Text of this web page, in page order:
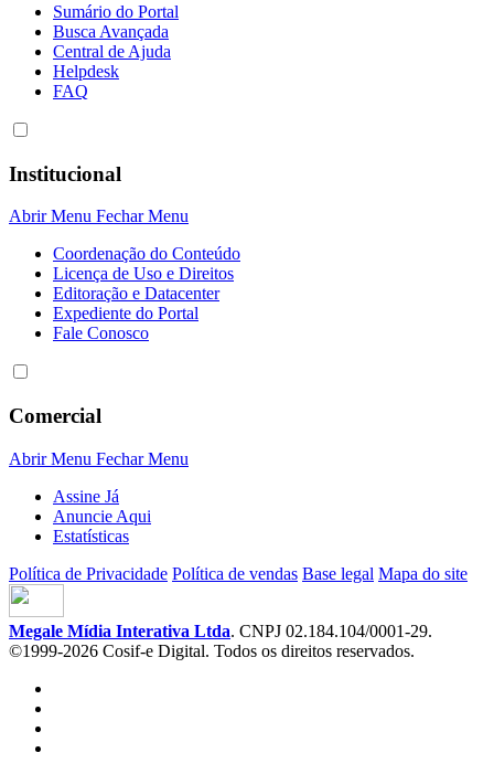
Sumário do Portal
Busca Avançada
Central de Ajuda
Helpdesk
FAQ
Institucional
Abrir Menu Fechar Menu
Coordenação do Conteúdo
Licença de Uso e Direitos
Editoração e Datacenter
Expediente do Portal
Fale Conosco
Comercial
Abrir Menu Fechar Menu
Assine Já
Anuncie Aqui
Estatísticas
Política de Privacidade Política de vendas Base legal Mapa do site
Megale Mídia Interativa Ltda. CNPJ 02.184.104/0001-29.
©1999-2026 Cosif-e Digital. Todos os direitos reservados.